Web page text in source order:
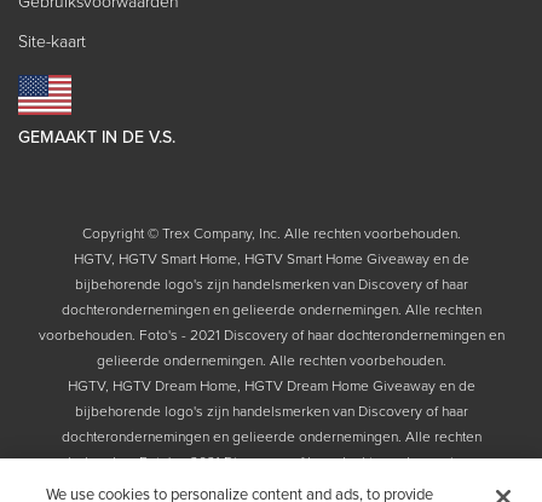
Site-kaart
GEMAAKT IN DE V.S.
Copyright © Trex Company, Inc. Alle rechten voorbehouden.
HGTV, HGTV Smart Home, HGTV Smart Home Giveaway en de
bijbehorende logo's zijn handelsmerken van Discovery of haar
dochterondernemingen en gelieerde ondernemingen. Alle rechten
voorbehouden. Foto's - 2021 Discovery of haar dochterondernemingen en
gelieerde ondernemingen. Alle rechten voorbehouden.
HGTV, HGTV Dream Home, HGTV Dream Home Giveaway en de
bijbehorende logo's zijn handelsmerken van Discovery of haar
dochterondernemingen en gelieerde ondernemingen. Alle rechten
voorbehouden. Foto's - 2021 Discovery of haar dochterondernemingen en
gelieerde ondernemingen. Alle rechten voorbehouden.
We use cookies to personalize content and ads, to provide